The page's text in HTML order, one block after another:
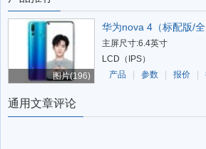
图片(196)
华为nova 4（标配版/全
主屏尺寸:6.4英寸
LCD（IPS）
产品
参数 报价
通用文章评论